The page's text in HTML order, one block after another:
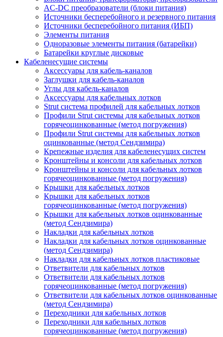
AC-DC преобразователи (блоки питания)
Источники бесперебойного и резервного питания
Источники бесперебойного питания (ИБП)
Элементы питания
Одноразовые элементы питания (батарейки)
Батарейки круглые дисковые
Кабеленесущие системы
Аксессуары для кабель-каналов
Заглушки для кабель-каналов
Углы для кабель-каналов
Аксессуары для кабельных лотков
Strut система профилей для кабельных лотков
Профили Strut системы для кабельных лотков
горячеоцинкованные (метод погружения)
Профили Strut системы для кабельных лотков
оцинкованные (метод Сендзимира)
Крепежные изделия для кабеленесущих систем
Кронштейны и консоли для кабельных лотков
Кронштейны и консоли для кабельных лотков
горячеоцинкованные (метод погружения)
Крышки для кабельных лотков
Крышки для кабельных лотков
горячеоцинкованные (метод погружения)
Крышки для кабельных лотков оцинкованные
(метод Сендзимира)
Накладки для кабельных лотков
Накладки для кабельных лотков оцинкованные
(метод Сендзимира)
Накладки для кабельных лотков пластиковые
Ответвители для кабельных лотков
Ответвители для кабельных лотков
горячеоцинкованные (метод погружения)
Ответвители для кабельных лотков оцинкованные
(метод Сендзимира)
Переходники для кабельных лотков
Переходники для кабельных лотков
горячеоцинкованные (метод погружения)